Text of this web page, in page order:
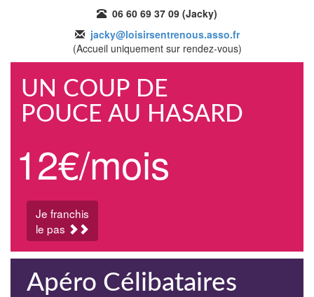
06 60 69 37 09 (Jacky)
jacky@loisirsentrenous.asso.fr
(Accueil uniquement sur rendez-vous)
UN COUP DE
POUCE AU HASARD
12€/mois
Je franchis
le pas
Apéro Célibataires